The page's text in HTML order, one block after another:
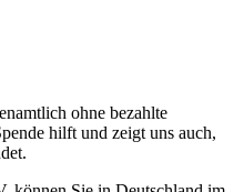
ohne bezahlte
hilft und zeigt uns auch,